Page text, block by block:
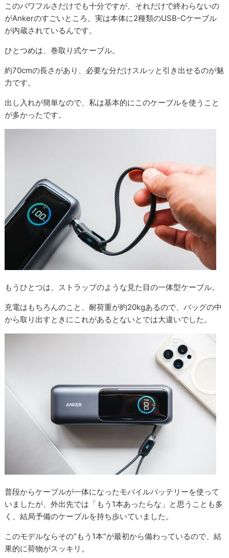
このパワフルさだけでも十分ですが、それだけで終わらないの
がAnkerのすごいところ。実は本体に2種類のUSB-Cケーブル
が内蔵されているんです。
ひとつめは、巻取り式ケーブル。
約70cmの長さがあり、必要な分だけスルッと引き出せるのが魅
力です。
出し入れが簡単なので、私は基本的にこのケーブルを使うこと
が多かったです。
もうひとつは、ストラップのような見た目の一体型ケーブル。
充電はもちろんのこと、耐荷重が約20kgあるので、バッグの中
から取り出すときにこれがあるとないとでは大違いでした。
普段からケーブルが一体になったモバイルバッテリーを使って
いましたが、外出先では「もう1本あったらな」と思うことも多
く、結局予備のケーブルを持ち歩いていました。
このモデルならその“もう1本”が最初から備わっているので、結
果的に荷物がスッキリ。